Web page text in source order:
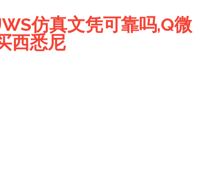
仿真文凭可靠吗,Q微
西悉尼